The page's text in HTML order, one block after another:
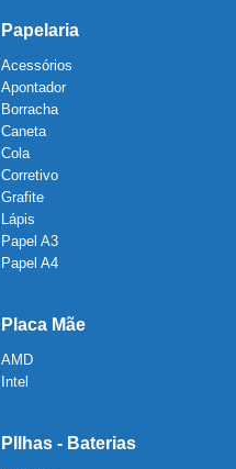
Papelaria
Acessórios
Apontador
Borracha
Caneta
Cola
Corretivo
Grafite
Lápis
Papel A3
Papel A4
Placa Mãe
AMD
Intel
PIlhas - Baterias